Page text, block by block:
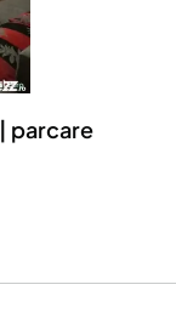
parcare